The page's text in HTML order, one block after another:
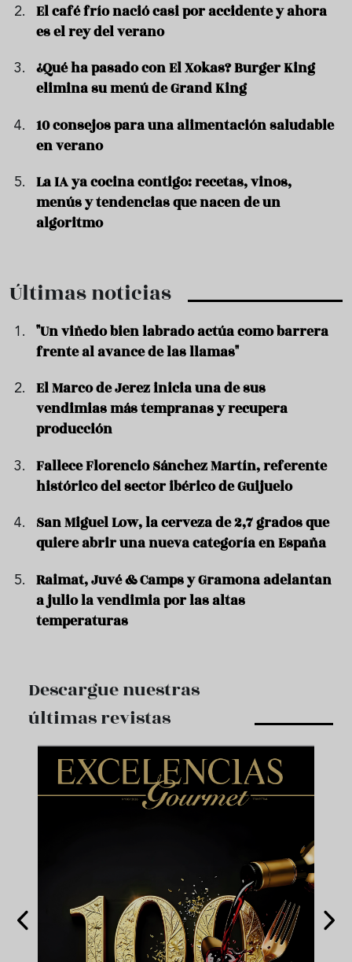
El café frío nació casi por accidente y ahora
es el rey del verano
¿Qué ha pasado con El Xokas? Burger King
elimina su menú de Grand King
10 consejos para una alimentación saludable
en verano
La IA ya cocina contigo: recetas, vinos,
menús y tendencias que nacen de un
algoritmo
Últimas noticias
"Un viñedo bien labrado actúa como barrera
frente al avance de las llamas"
El Marco de Jerez inicia una de sus
vendimias más tempranas y recupera
producción
Fallece Florencio Sánchez Martín, referente
histórico del sector ibérico de Guijuelo
San Miguel Low, la cerveza de 2,7 grados que
quiere abrir una nueva categoría en España
Raimat, Juvé & Camps y Gramona adelantan
a julio la vendimia por las altas
temperaturas
Descargue nuestras
últimas revistas